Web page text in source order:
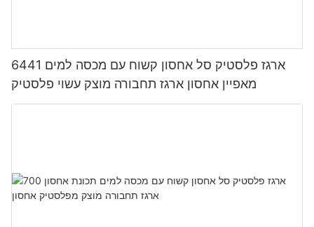
6441 ארגז פלסטיק סל אחסון קשוח עם מכסה למים
מאפיין אחסון ארגז תחבורה מוצק עשוי פלסטיק